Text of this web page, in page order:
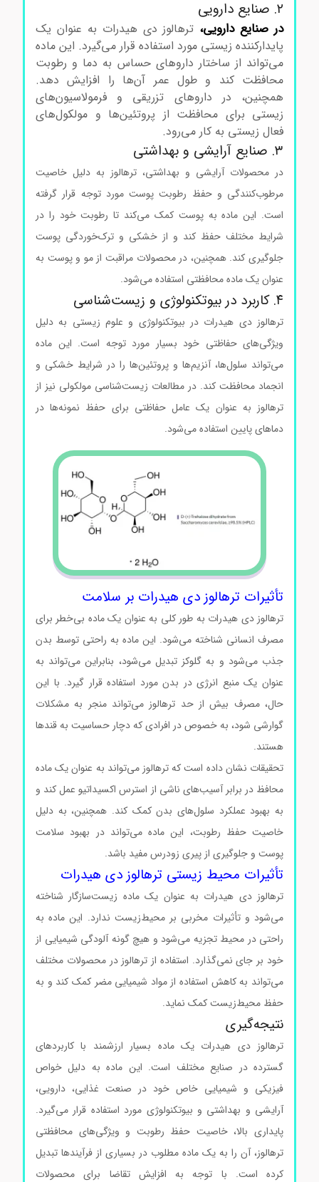
در صنایع دارویی،ترهالوز دی هیدرات به عنوان یک
پایدارکننده زیستی مورد استفاده قرار می‌گیرد. این ماده
می‌تواند از ساختار داروهای حساس به دما و رطوبت
محافظت کند و طول عمر آن‌ها را افزایش دهد.
همچنین، در داروهای تزریقی و فرمولاسیون‌های
زیستی برای محافظت از پروتئین‌ها و مولکول‌های
فعال زیستی به کار می‌رود.
در محصولات آرایشی و بهداشتی، ترهالوز به دلیل خاصیت
مرطوب‌کنندگی و حفظ رطوبت پوست مورد توجه قرار گرفته
است. این ماده به پوست کمک می‌کند تا رطوبت خود را در
شرایط مختلف حفظ کند و از خشکی و ترک‌خوردگی پوست
جلوگیری کند. همچنین، در محصولات مراقبت از مو و پوست به
عنوان یک ماده محافظتی استفاده می‌شود.
ترهالوز دی هیدرات در بیوتکنولوژی و علوم زیستی به دلیل
ویژگی‌های حفاظتی خود بسیار مورد توجه است. این ماده
می‌تواند سلول‌ها، آنزیم‌ها و پروتئین‌ها را در شرایط خشکی و
انجماد محافظت کند. در مطالعات زیست‌شناسی مولکولی نیز از
ترهالوز به عنوان یک عامل حفاظتی برای حفظ نمونه‌ها در
دماهای پایین استفاده می‌شود.
تأثیرات ترهالوز دی هیدرات بر سلامت
ترهالوز دی هیدرات به طور کلی به عنوان یک ماده بی‌خطر برای
مصرف انسانی شناخته می‌شود. این ماده به راحتی توسط بدن
جذب می‌شود و به گلوکز تبدیل می‌شود، بنابراین می‌تواند به
عنوان یک منبع انرژی در بدن مورد استفاده قرار گیرد. با این
حال، مصرف بیش از حد ترهالوز می‌تواند منجر به مشکلات
گوارشی شود، به خصوص در افرادی که دچار حساسیت به قندها
هستند.
تحقیقات نشان داده است که ترهالوز می‌تواند به عنوان یک ماده
محافظ در برابر آسیب‌های ناشی از استرس اکسیداتیو عمل کند و
به بهبود عملکرد سلول‌های بدن کمک کند. همچنین، به دلیل
خاصیت حفظ رطوبت، این ماده می‌تواند در بهبود سلامت
پوست و جلوگیری از پیری زودرس مفید باشد.
تأثیرات محیط‌ زیستی ترهالوز دی هیدرات
ترهالوز دی هیدرات به عنوان یک ماده زیست‌سازگار شناخته
می‌شود و تأثیرات مخربی بر محیط‌زیست ندارد. این ماده به
راحتی در محیط تجزیه می‌شود و هیچ گونه آلودگی شیمیایی از
خود بر جای نمی‌گذارد. استفاده از ترهالوز در محصولات مختلف
می‌تواند به کاهش استفاده از مواد شیمیایی مضر کمک کند و به
حفظ محیط‌زیست کمک نماید.
نتیجه‌گیری
ترهالوز دی هیدرات یک ماده بسیار ارزشمند با کاربردهای
گسترده در صنایع مختلف است. این ماده به دلیل خواص
فیزیکی و شیمیایی خاص خود در صنعت غذایی، دارویی،
آرایشی و بهداشتی و بیوتکنولوژی مورد استفاده قرار می‌گیرد.
پایداری بالا، خاصیت حفظ رطوبت و ویژگی‌های محافظتی
ترهالوز، آن را به یک ماده مطلوب در بسیاری از فرآیندها تبدیل
کرده است. با توجه به افزایش تقاضا برای محصولات